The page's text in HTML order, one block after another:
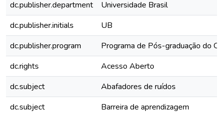
dc.publisher.department
Universidade Brasil
dc.publisher.initials
UB
dc.publisher.program
Programa de Pós-graduação do
dc.rights
Acesso Aberto
dc.subject
Abafadores de ruídos
dc.subject
Barreira de aprendizagem